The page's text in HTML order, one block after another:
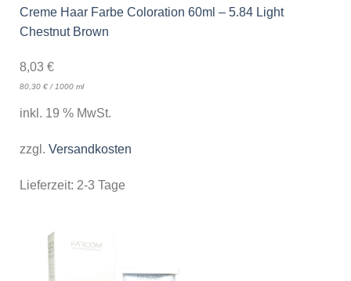
Creme Haar Farbe Coloration 60ml – 5.84 Light
Chestnut Brown
8,03 €
80,30 €/1000 ml
inkl. 19 % MwSt.
zzgl. Versandkosten
Lieferzeit: 2-3 Tage